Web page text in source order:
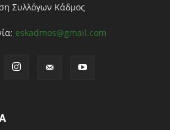
Συλλόγων Κάδμος
eskadmos@gmail.com